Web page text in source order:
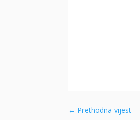
← Prethodna vijest